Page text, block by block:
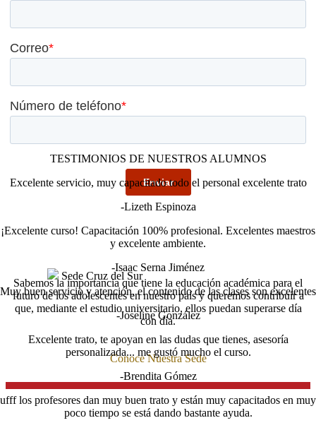
Sede Cruz del Sur
Sabemos la importancia que tiene la educación académica para el
futuro de los adolescentes en nuestro país y queremos contribuír a
que, mediante el estudio universitario, ellos puedan superarse día
con día.
Conoce Nuestra Sede
TESTIMONIOS DE NUESTROS ALUMNOS
Excelente servicio, muy capacitado todo el personal excelente trato
-Lizeth Espinoza
¡Excelente curso! Capacitación 100% profesional. Excelentes maestros
y excelente ambiente.
-Isaac Serna Jiménez
Muy buen servicio y atención, el contenido de las clases son excelentes
-Joseline González
Excelente trato, te apoyan en las dudas que tienes, asesoría
personalizada... me gustó mucho el curso.
-Brendita Gómez
ufff los profesores dan muy buen trato y están muy capacitados en muy
poco tiempo se está dando bastante ayuda.